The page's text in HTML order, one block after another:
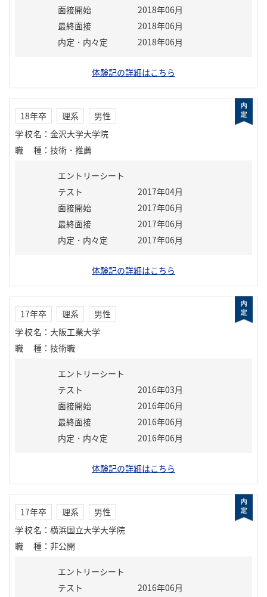
面接開始
2018年06月
最終面接
2018年06月
内定・内々定
2018年06月
体験記の詳細はこちら
18年卒 理系
男性
学校名 ： 金沢大学大学院
職種 ： 技術・推薦
エントリーシート
テスト
2017年04月
面接開始
2017年06月
最終面接
2017年06月
内定・内々定
2017年06月
体験記の詳細はこちら
17年卒 理系
男性
学校名 ： 大阪工業大学
職種 ： 技術職
エントリーシート
テスト
2016年03月
面接開始
2016年06月
最終面接
2016年06月
内定・内々定
2016年06月
体験記の詳細はこちら
17年卒 理系
男性
学校名 ： 横浜国立大学大学院
職種 ： 非公開
エントリーシート
テスト
2016年06月